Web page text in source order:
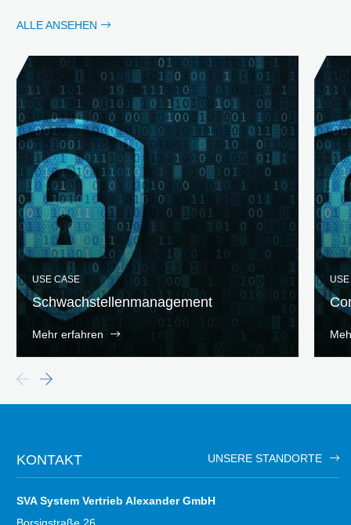
ALLE ANSEHEN
USE CASE
Schwachstellenmanagement
Mehr erfahren
KONTAKT UNSERE STANDORTE
SVA System Vertrieb Alexander GmbH